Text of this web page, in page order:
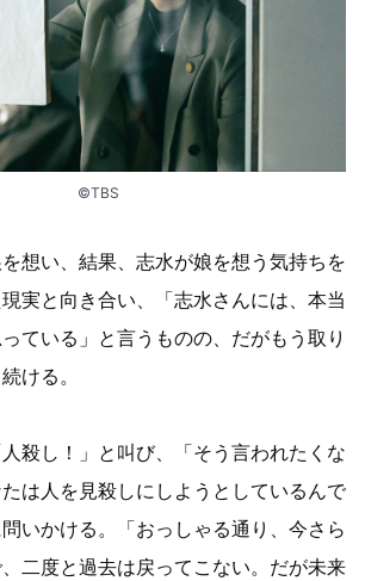
©TBS
想い、結果、志水が娘を想う気持ちを
実と向き合い、「志水さんには、本当
ている」と言うものの、だがもう取り
ける。
殺し！」と叫び、「そう言われたくな
は人を見殺しにしようとしているんで
いかける。「おっしゃる通り、今さら
二度と過去は戻ってこない。だが未来